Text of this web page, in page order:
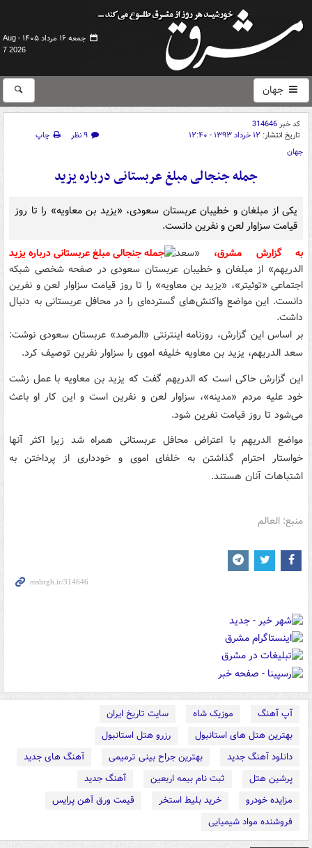
جمعه ۱۶ مرداد ۱۴۰۵ -
Aug
7 2026
جهان
کد خبر314646
تاریخ انتشار: ۱۲ خرداد ۱۳۹۳ - ۱۲:۴۰ ۹ نظر
چاپ
جهان
جمله جنجالی مبلغ عربستانی درباره یزید
یکی از مبلغان و خطیبان عربستان سعودی، «یزید بن معاویه» را تا روز
قیامت سزاوار لعن و نفرین دانست.
به گزارش مشرق، «سعد
الدریهم» از مبلغان و خطیبان عربستان سعودی در صفحه شخصی شبکه
اجتماعی «توئیتر»، «یزید بن معاویه» را تا روز قیامت سزاوار لعن و نفرین
دانست. این مواضع واکنش‌های گسترده‌ای را در محافل عربستانی به دنبال
داشت.
بر اساس این گزارش، روزنامه اینترنتی «المرصد» عربستان سعودی نوشت:
سعد الدریهم، یزید بن معاویه خلیفه اموی را سزاوار نفرین توصیف کرد.
این گزارش حاکی است که الدریهم گفت که یزید بن معاویه با عمل زشت
خود علیه مردم «مدینه»، سزاوار لعن و نفرین است و این کار او باعث
می‌شود تا روز قیامت نفرین شود.
مواضع الدریهم با اعتراض محافل عربستانی همراه شد زیرا اکثر آنها
خواستار احترام گذاشتن به خلفای اموی و خودداری از پرداختن به
اشتباهات آنان هستند.
منبع: العالم
آپ آهنگ موزیک شاه
سایت تاریخ ایران
بهترین هتل های استانبول
رزرو هتل استانبول
دانلود آهنگ جدید
بهترین جراح بینی ترمیمی
آهنگ های جدید
پرشین هتل
ثبت نام بیمه اربعین
آهنگ جدید
مزایده خودرو
خرید بلیط استخر
قیمت ورق آهن پرایس
فروشنده مواد شیمیایی